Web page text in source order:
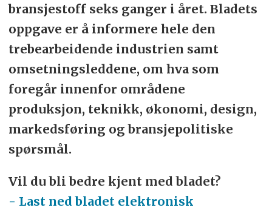
bransjestoff seks ganger i året. Bladets
oppgave er å informere hele den
trebearbeidende industrien samt
omsetningsleddene, om hva som
foregår innenfor områdene
produksjon, teknikk, økonomi, design,
markedsføring og bransjepolitiske
spørsmål.
Vil du bli bedre kjent med bladet?
- Last ned bladet elektronisk